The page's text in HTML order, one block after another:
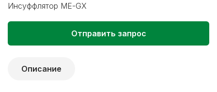
Инсуффлятор ME-GX
Отправить запрос
Описание